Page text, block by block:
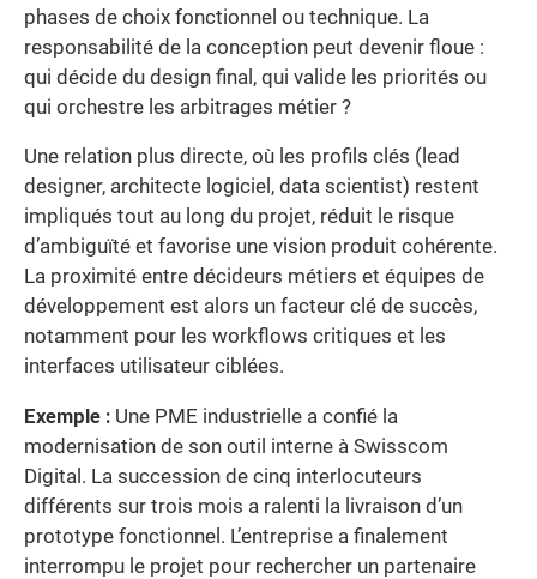
phases de choix fonctionnel ou technique. La
responsabilité de la conception peut devenir floue :
qui décide du design final, qui valide les priorités ou
qui orchestre les arbitrages métier ?
Une relation plus directe, où les profils clés (lead
designer, architecte logiciel, data scientist) restent
impliqués tout au long du projet, réduit le risque
d’ambiguïté et favorise une vision produit cohérente.
La proximité entre décideurs métiers et équipes de
développement est alors un facteur clé de succès,
notamment pour les workflows critiques et les
interfaces utilisateur ciblées.
Exemple : Une PME industrielle a confié la
modernisation de son outil interne à Swisscom
Digital. La succession de cinq interlocuteurs
différents sur trois mois a ralenti la livraison d’un
prototype fonctionnel. L’entreprise a finalement
interrompu le projet pour rechercher un partenaire